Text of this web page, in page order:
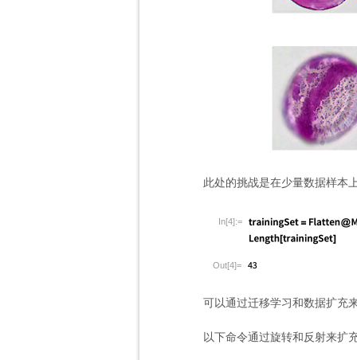
此处的挑战是在少量数据样本
In[4]:=
Out[4]=
可以通过迁移学习和数据扩充
以下命令通过旋转和反射来扩